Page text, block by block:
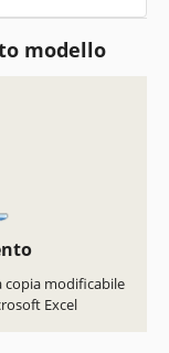
modello
copia modificabile
Excel